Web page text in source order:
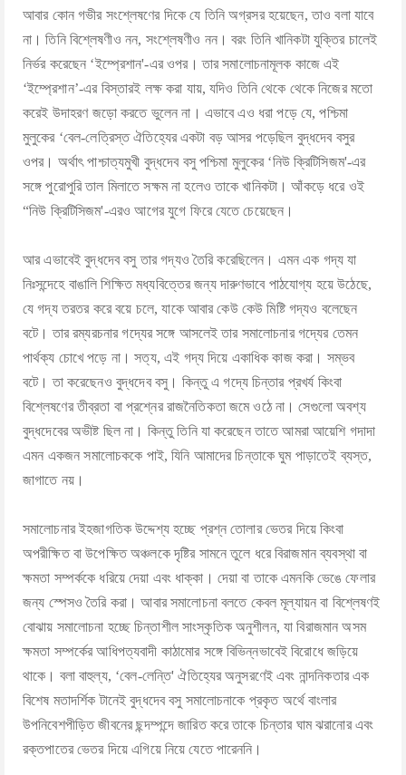
আবার কোন গভীর সংশ্লেষণের দিকে যে তিনি অগ্রসর হয়েছেন, তাও বলা যাবে
না। তিনি বিশ্লেষণীও নন, সংশ্লেষণীও নন। বরং তিনি খানিকটা যুক্তির চালেই
নির্ভর করেছেন ‘ইম্প্রেশান'-এর ওপর। তার সমালোচনামূলক কাজে এই
‘ইম্প্রেশান’-এর বিস্তারই লক্ষ করা যায়, যদিও তিনি থেকে থেকে নিজের মতো
করেই উদাহরণ জড়ো করতে ভুলেন না। এভাবে এও ধরা পড়ে যে, পশ্চিমা
মুলুকের ‘বেল-লেত্রিস্ত ঐতিহ্যের একটা বড় আসর পড়েছিল বুদ্ধদেব বসুর
ওপর। অর্থাৎ পাশ্চাত্যমুখী বুদ্ধদেব বসু পশ্চিমা মুলুকের ‘নিউ ক্রিটিসিজম'-এর
সঙ্গে পুরোপুরি তাল মিলাতে সক্ষম না হলেও তাকে খানিকটা। আঁকড়ে ধরে ওই
“নিউ ক্রিটিসিজম'-এরও আগের যুগে ফিরে যেতে চেয়েছেন।
আর এভাবেই বুদ্ধদেব বসু তার গদ্যও তৈরি করেছিলেন। এমন এক গদ্য যা
নিঃসন্দেহে বাঙালি শিক্ষিত মধ্যবিত্তের জন্য দারুণভাবে পাঠযোগ্য হয়ে উঠেছে,
যে গদ্য তরতর করে বয়ে চলে, যাকে আবার কেউ কেউ মিষ্টি গদ্যও বলেছেন
বটে। তার রম্যরচনার গদ্যের সঙ্গে আসলেই তার সমালোচনার গদ্যের তেমন
পার্থক্য চোখে পড়ে না। সত্য, এই গদ্য দিয়ে একাধিক কাজ করা। সম্ভব
বটে। তা করেছেনও বুদ্ধদেব বসু। কিন্তু এ গদ্যে চিন্তার প্রখর্য কিংবা
বিশ্লেষণের তীব্রতা বা প্রশ্নের রাজনৈতিকতা জমে ওঠে না। সেগুলো অবশ্য
বুদ্ধদেবের অভীষ্ট ছিল না। কিন্তু তিনি যা করেছেন তাতে আমরা আয়েশি গদাদা
এমন একজন সমালোচককে পাই, যিনি আমাদের চিন্তাকে ঘুম পাড়াতেই ব্যস্ত,
জাগাতে নয়।
সমালোচনার ইহজাগতিক উদ্দেশ্য হচ্ছে প্রশ্ন তোলার ভেতর দিয়ে কিংবা
অপরীক্ষিত বা উপেক্ষিত অঞ্চলকে দৃষ্টির সামনে তুলে ধরে বিরাজমান ব্যবস্থা বা
ক্ষমতা সম্পর্ককে ধরিয়ে দেয়া এবং ধাক্কা। দেয়া বা তাকে এমনকি ভেঙে ফেলার
জন্য স্পেসও তৈরি করা। আবার সমালোচনা বলতে কেবল মূল্যায়ন বা বিশ্লেষণই
বোঝায় সমালোচনা হচ্ছে চিন্তাশীল সাংস্কৃতিক অনুশীলন, যা বিরাজমান অসম
ক্ষমতা সম্পর্কের আধিপত্যবাদী কাঠামোর সঙ্গে বিভিন্নভাবেই বিরোধে জড়িয়ে
থাকে। বলা বাহুল্য, ‘বেল-লেন্তি' ঐতিহ্যের অনুসরণেই এবং নান্দনিকতার এক
বিশেষ মতাদর্শিক টানেই বুদ্ধদেব বসু সমালোচনাকে প্রকৃত অর্থে বাংলার
উপনিবেশপীড়িত জীবনের ছন্দম্পন্দে জারিত করে তাকে চিন্তার ঘাম ঝরানোর এবং
রক্তপাতের ভেতর দিয়ে এগিয়ে নিয়ে যেতে পারেননি।